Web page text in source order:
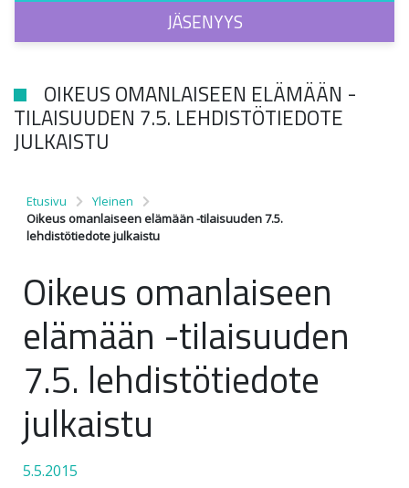
JÄSENYYS
OIKEUS OMANLAISEEN ELÄMÄÄN -
TILAISUUDEN 7.5. LEHDISTÖTIEDOTE
JULKAISTU
Etusivu
Yleinen
Oikeus omanlaiseen elämään -tilaisuuden 7.5.
lehdistötiedote julkaistu
Oikeus omanlaiseen
elämään -tilaisuuden
7.5. lehdistötiedote
julkaistu
5.5.2015